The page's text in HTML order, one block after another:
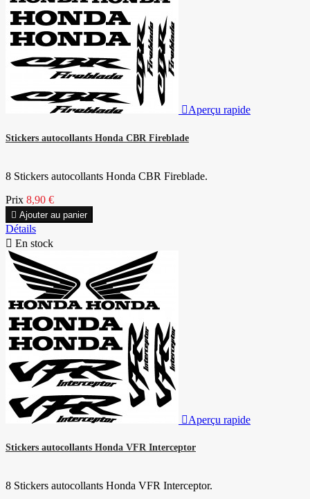
Aperçu rapide
Stickers autocollants Honda CBR Fireblade
8 Stickers autocollants Honda CBR Fireblade.
Prix 8,90 €
 Ajouter au panier
Détails
 En stock
Aperçu rapide
Stickers autocollants Honda VFR Interceptor
8 Stickers autocollants Honda VFR Interceptor.